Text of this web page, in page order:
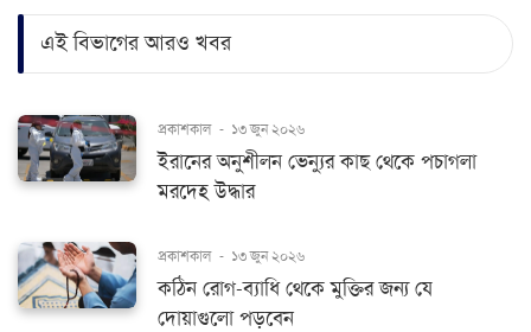
এই বিভাগের আরও খবর
প্রকাশকাল - ১৩ জুন ২০২৬
ইরানের অনুশীলন ভেন্যুর কাছ থেকে পচাগলা
মরদেহ উদ্ধার
প্রকাশকাল - ১৩ জুন ২০২৬
কঠিন রোগ-ব্যাধি থেকে মুক্তির জন্য যে
দোয়াগুলো পড়বেন